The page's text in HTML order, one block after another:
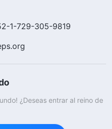
1-729-305-9819
¿Deseas entrar al reino de